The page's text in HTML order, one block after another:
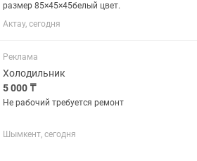
размер 85×45×45белый цвет.
Актау, сегодня
Реклама
Холодильник
5 000 ₸
Не рабочий требуется ремонт
Шымкент, сегодня